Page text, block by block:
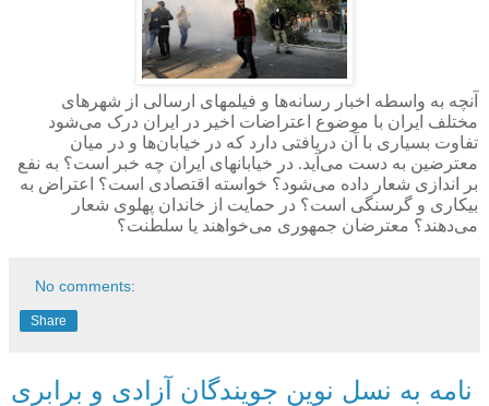
آنچه به واسطه اخبار رسانه‌ها و فیلمهای ارسالی از شهرهای
مختلف ایران با موضوع اعتراضات اخیر در ایران درک می‌شود
تفاوت بسیاری با آن دریافتی دارد که در خیابان‌ها و در میان
معترضین به دست می‌آید. در خیابانهای ایران چه خبر است؟ به نفع
بر اندازی شعار داده می‌شود؟ خواسته اقتصادی است؟ اعتراض به
بیکاری و گرسنگی است؟ در حمایت از خاندان پهلوی شعار
می‌دهند؟ معترضان جمهوری می‌خواهند یا سلطنت؟
No comments:
Share
نامه به نسل نوین جویندگان آزادی و برابری